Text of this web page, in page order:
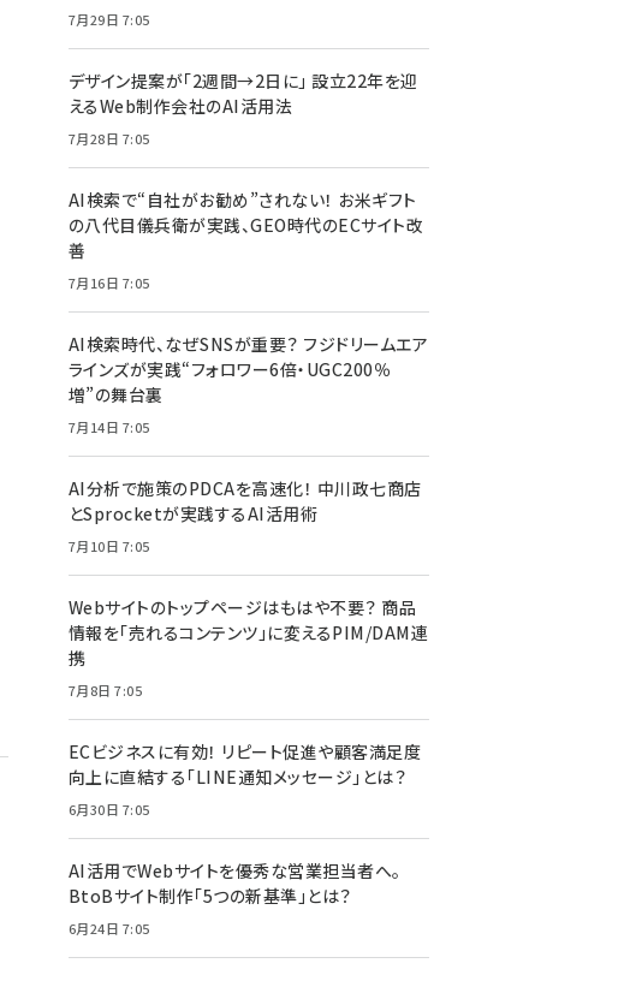
7月29日 7:05
デザイン提案が「2週間→2日に」 設立22年を迎
えるWeb制作会社のAI活用法
7月28日 7:05
AI検索で“自社がお勧め”されない！ お米ギフト
の八代目儀兵衛が実践、GEO時代のECサイト改
善
7月16日 7:05
AI検索時代、なぜSNSが重要？ フジドリームエア
ラインズが実践“フォロワー6倍・UGC200％
増”の舞台裏
7月14日 7:05
AI分析で施策のPDCAを高速化！ 中川政七商店
とSprocketが実践するAI活用術
7月10日 7:05
Webサイトのトップページはもはや不要？ 商品
情報を「売れるコンテンツ」に変えるPIM/DAM連
携
7月8日 7:05
ECビジネスに有効！ リピート促進や顧客満足度
向上に直結する「LINE通知メッセージ」とは？
6月30日 7:05
AI活用でWebサイトを優秀な営業担当者へ。
BtoBサイト制作「5つの新基準」とは？
6月24日 7:05